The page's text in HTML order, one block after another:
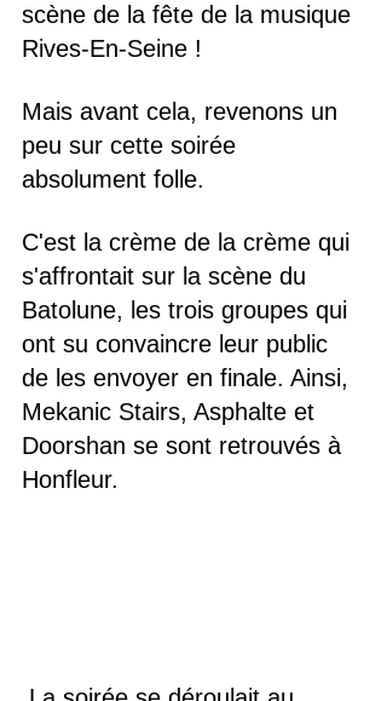
scène de la fête de la musique
Rives-En-Seine !
Mais avant cela, revenons un
peu sur cette soirée
absolument folle.
C'est la crème de la crème qui
s'affrontait sur la scène du
Batolune, les trois groupes qui
ont su convaincre leur public
de les envoyer en finale. Ainsi,
Mekanic Stairs, Asphalte et
Doorshan se sont retrouvés à
Honfleur.